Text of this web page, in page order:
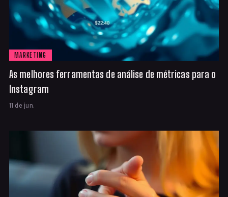
MARKETING
As melhores ferramentas de análise de métricas para o
Instagram
11 de jun.